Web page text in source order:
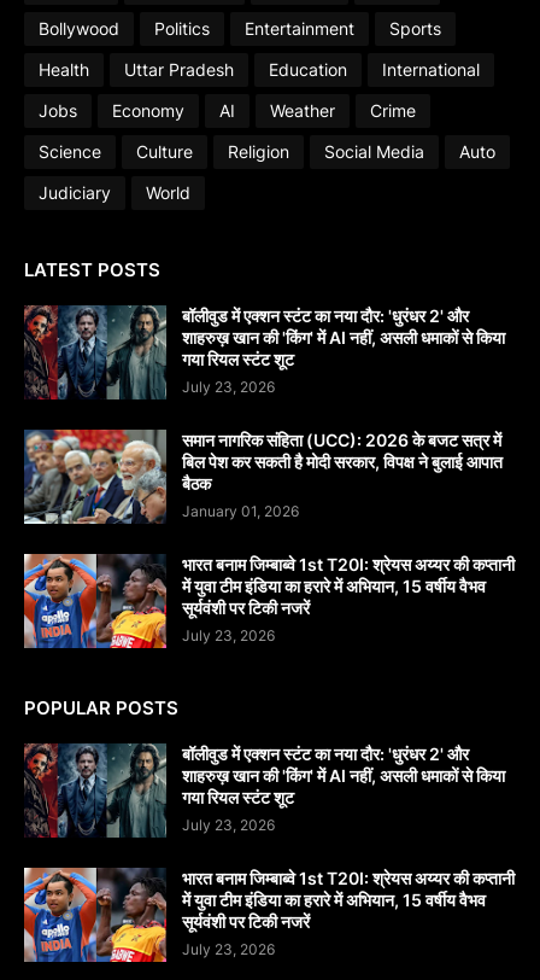
Bollywood
Politics Entertainment
Sports
Health
Uttar Pradesh Education
International
Jobs
Economy AI Weather
Crime
Science
Culture Religion Social Media
Auto
Judiciary
World
LATEST POSTS
बॉलीवुड में एक्शन स्टंट का नया दौर: 'धुरंधर 2' और
शाहरुख़ खान की 'किंग' में AI नहीं, असली धमाकों से किया
गया रियल स्टंट शूट
July 23, 2026
समान नागरिक संहिता (UCC): 2026 के बजट सत्र में
बिल पेश कर सकती है मोदी सरकार, विपक्ष ने बुलाई आपात
बैठक
January 01, 2026
भारत बनाम जिम्बाब्वे 1st T20I: श्रेयस अय्यर की कप्तानी
में युवा टीम इंडिया का हरारे में अभियान, 15 वर्षीय वैभव
सूर्यवंशी पर टिकी नजरें
July 23, 2026
POPULAR POSTS
बॉलीवुड में एक्शन स्टंट का नया दौर: 'धुरंधर 2' और
शाहरुख़ खान की 'किंग' में AI नहीं, असली धमाकों से किया
गया रियल स्टंट शूट
July 23, 2026
भारत बनाम जिम्बाब्वे 1st T20I: श्रेयस अय्यर की कप्तानी
में युवा टीम इंडिया का हरारे में अभियान, 15 वर्षीय वैभव
सूर्यवंशी पर टिकी नजरें
July 23, 2026